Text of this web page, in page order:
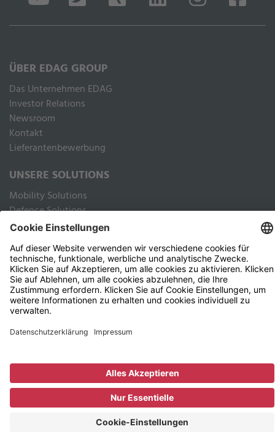
ÜBER EDAG GROUP
Das Unternehmen EDAG
Inves­tor Rela­ti­ons
Newsroom
Kontakt
Lieferantenbewerbung
UNSERE SOLUTIONS
Mobility Solutions
Defence Solutions
Industry Solutions
Public Solutions
RECHTLICHES
Impressum
Datenschutz Webseite
Datenschutz Kunden und Geschäftspartner
Nutzungsbedingungen